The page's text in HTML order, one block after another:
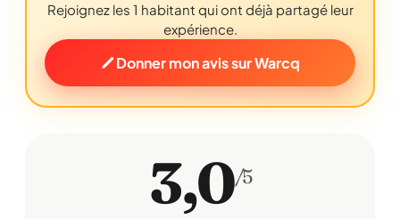
Rejoignez les 1 habitant qui ont déjà partagé leur
expérience.
Donner mon avis sur Warcq
3,0/5